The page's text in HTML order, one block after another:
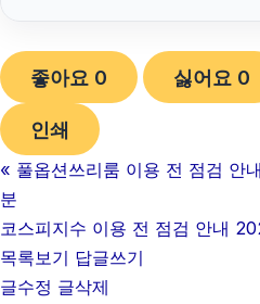
좋아요 0 싫어요 0
인쇄
« 풀옵션쓰리룸 이용 전 점검
분
코스피지수 이용 전 점검 안내
목록보기 답글쓰기
글수정 글삭제